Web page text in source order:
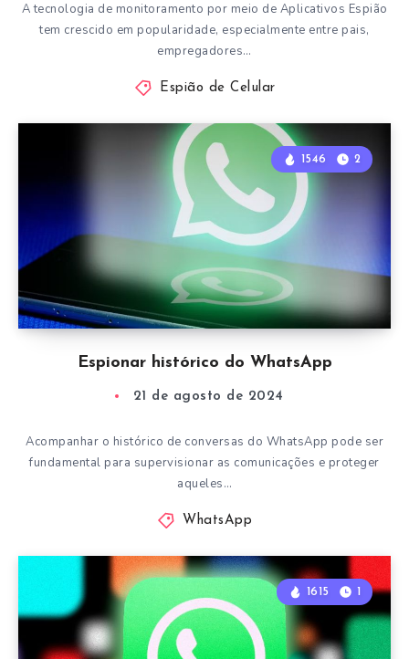
A tecnologia de monitoramento por meio de Aplicativos Espião
tem crescido em popularidade, especialmente entre pais,
empregadores…
Espião de Celular
Espionar histórico do WhatsApp
1546 2
21 de agosto de 2024
Acompanhar o histórico de conversas do WhatsApp pode ser
fundamental para supervisionar as comunicações e proteger
aqueles…
WhatsApp
1615 1